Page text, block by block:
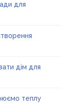
для
дім для
теплу